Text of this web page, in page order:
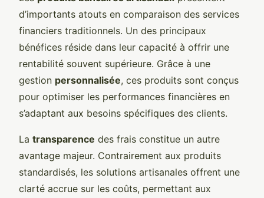
d’importants atouts en comparaison des services
financiers traditionnels. Un des principaux
bénéfices réside dans leur capacité à offrir une
rentabilité souvent supérieure. Grâce à une
gestion personnalisée, ces produits sont conçus
pour optimiser les performances financières en
s’adaptant aux besoins spécifiques des clients.
La transparence des frais constitue un autre
avantage majeur. Contrairement aux produits
standardisés, les solutions artisanales offrent une
clarté accrue sur les coûts, permettant aux